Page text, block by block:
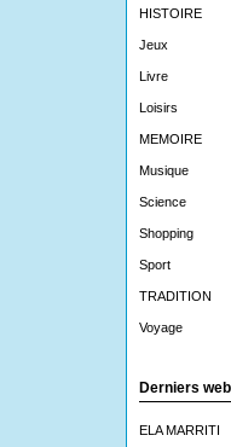
HISTOIRE
Jeux
Livre
Loisirs
MEMOIRE
Musique
Science
Shopping
Sport
TRADITION
Voyage
Derniers
ELA MARRITI